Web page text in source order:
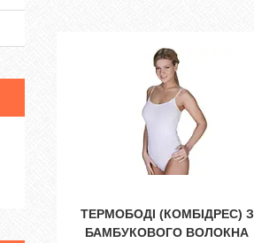
ТЕРМОБОДІ (КОМБІДРЕС) З
БАМБУКОВОГО ВОЛОКНА